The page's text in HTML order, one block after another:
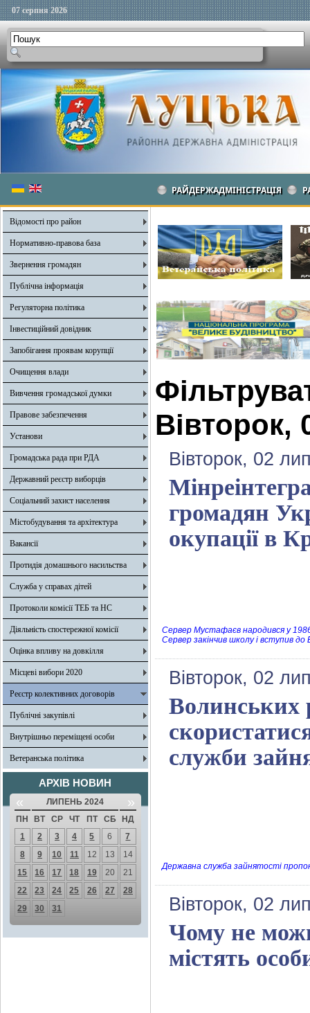
07 серпня 2026
РАЙДЕРЖАДМІНІСТРАЦІЯ
Відомості про район
Нормативно-правова база
Звернення громадян
Публічна інформація
Регуляторна політика
Інвестиційний довідник
Запобігання проявам корупції
Очищення влади
Вивчення громадської думки
Правове забезпечення
Установи
Громадська рада при РДА
Державний реєстр виборців
Соціальний захист населення
Містобудування та архітектура
Вакансії
Протидія домашнього насильства
Служба у справах дітей
Протоколи комісії ТЕБ та НС
Діяльність спостережної комісії
Оцінка впливу на довкілля
Місцеві вибори 2020
Реєстр колективних договорів
Публічні закупівлі
Внутрішньо переміщені особи
Ветеранська політика
АРХІВ НОВИН
« ЛИПЕНЬ 2024 »
ПН ВТ СР ЧТ ПТ СБ
НД
1
2 3 4 5 6
7
8
9 10 11 12 13
14
15
16 17 18 19 20
21
22
23 24 25 26 27
28
29
30 31
Вівторок,
Вівторок, 02
громадян
окупації в
Сервер Мустафаєв народився у
Сервер закінчив школу і вступив
Вівторок, 02
Волинських
служби
Державна служба зайнятості
Вівторок, 02
Чому не
містять